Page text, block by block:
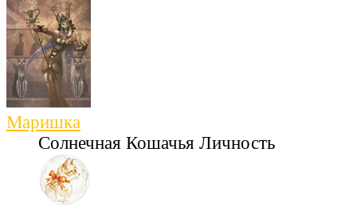
Маришка
Солнечная Кошачья Личность